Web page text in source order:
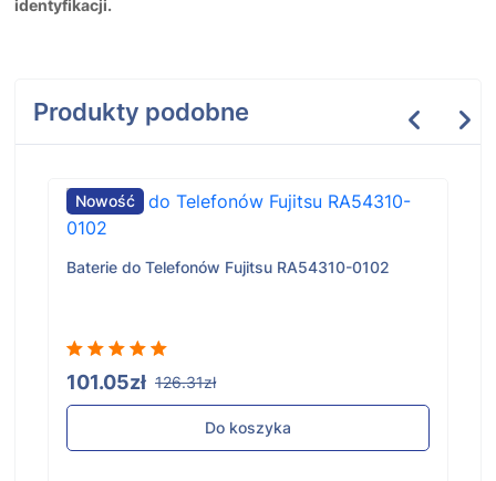
identyfikacji.
Produkty podobne
Nowość
Baterie do Telefonów Fujitsu RA54310-0102
101.05zł 126.31zł
Do koszyka